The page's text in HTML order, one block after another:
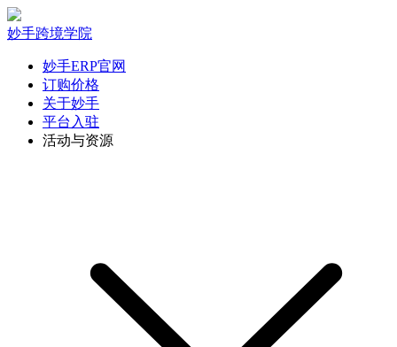
妙手跨境学院
妙手ERP官网
订购价格
关于妙手
平台入驻
活动与资源